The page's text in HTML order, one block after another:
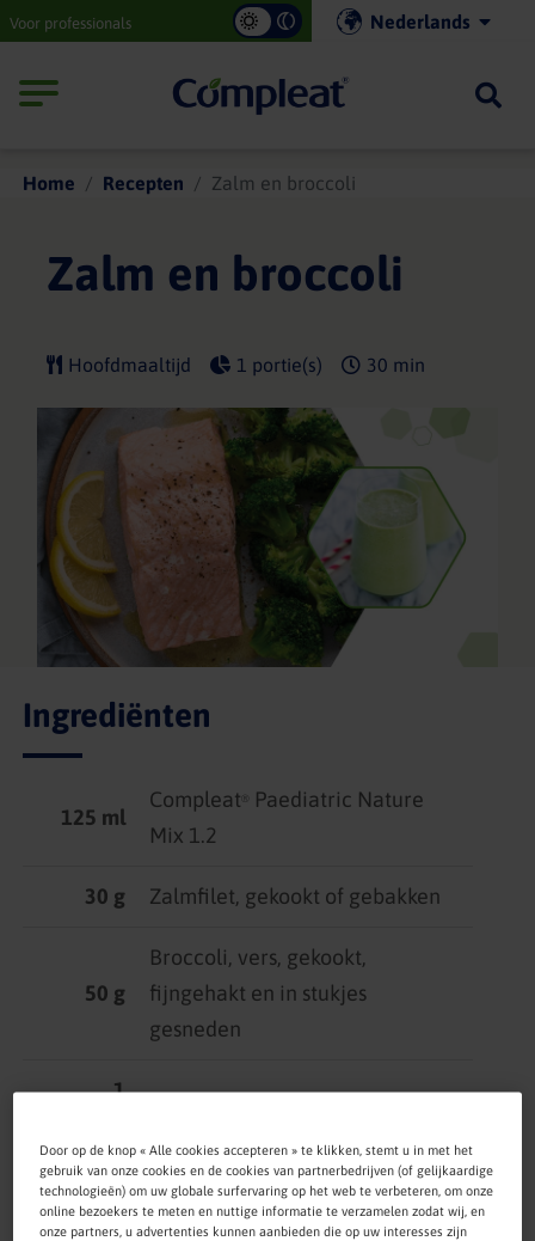
Main
Voor professionals Nederlands
Compleat
Home Recepten Zalm en broccoli
Zalm en broccoli
Hoofdmaaltijd 1 portie(s) 30 min
Ingrediënten
125 ml
Compleat
Paediatric Nature
Mix 1.2
30 g Zalmfilet, gekookt of gebakken
50 g
Broccoli, vers, gekookt,
fijngehakt en in stukjes
gesneden
1
2
eetlepels
Dille, vers, fijngehakt (optie)
Door op de knop « Alle cookies accepteren » te klikken, stemt u in met het
gebruik van onze cookies en de cookies van partnerbedrijven (of gelijkaardige
technologieën) om uw globale surfervaring op het web te verbeteren, om onze
online bezoekers te meten en nuttige informatie te verzamelen zodat wij, en
onze partners, u advertenties kunnen aanbieden die op uw interesses zijn